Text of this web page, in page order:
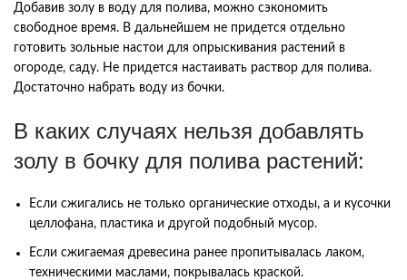
Добавив золу в воду для полива, можно сэкономить
свободное время. В дальнейшем не придется отдельно
готовить зольные настои для опрыскивания растений в
огороде, саду. Не придется настаивать раствор для полива.
Достаточно набрать воду из бочки.
В каких случаях нельзя добавлять
золу в бочку для полива растений:
Если сжигались не только органические отходы, а и кусочки
целлофана, пластика и другой подобный мусор.
Если сжигаемая древесина ранее пропитывалась лаком,
техническими маслами, покрывалась краской.